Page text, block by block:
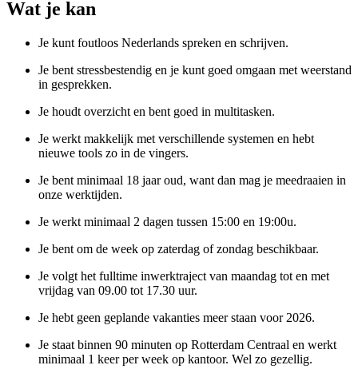
Wat je kan
Je kunt foutloos Nederlands spreken en schrijven.
Je bent stressbestendig en je kunt goed omgaan met weerstand
in gesprekken.
Je houdt overzicht en bent goed in multitasken.
Je werkt makkelijk met verschillende systemen en hebt
nieuwe tools zo in de vingers.
Je bent minimaal 18 jaar oud, want dan mag je meedraaien in
onze werktijden.
Je werkt minimaal 2 dagen tussen 15:00 en 19:00u.
Je bent om de week op zaterdag of zondag beschikbaar.
Je volgt het fulltime inwerktraject van maandag tot en met
vrijdag van 09.00 tot 17.30 uur.
Je hebt geen geplande vakanties meer staan voor 2026.
Je staat binnen 90 minuten op Rotterdam Centraal en werkt
minimaal 1 keer per week op kantoor. Wel zo gezellig.